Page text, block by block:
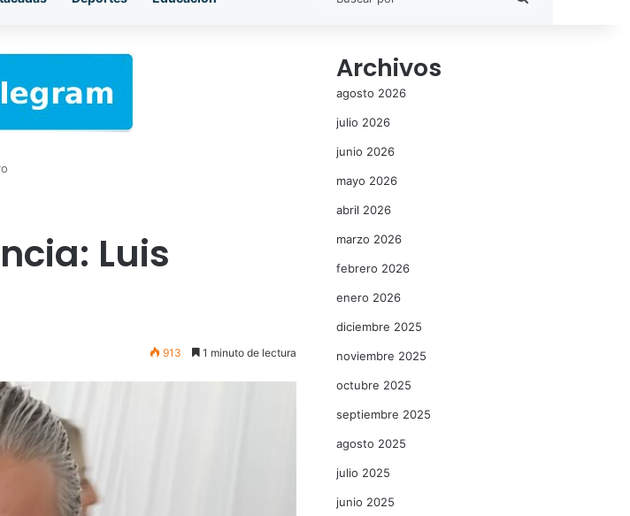
Luis
913 1 minuto de lectura
Archivos
agosto 2026
julio 2026
junio 2026
mayo 2026
abril 2026
marzo 2026
febrero 2026
enero 2026
diciembre 2025
noviembre 2025
octubre 2025
septiembre 2025
agosto 2025
julio 2025
junio 2025